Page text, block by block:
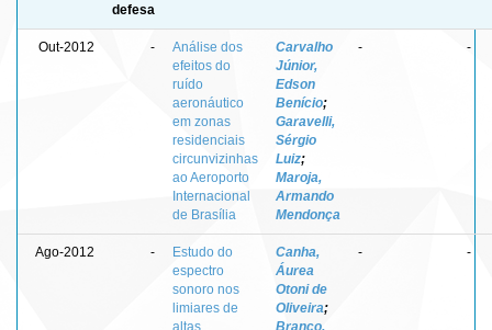
defesa
Out-2012 -
Análise dos
efeitos do
ruído
aeronáutico
em zonas
residenciais
circunvizinhas
ao Aeroporto
Internacional
de Brasília
Carvalho
Júnior,
Edson
Benício;
Garavelli,
Sérgio
Luiz;
Maroja,
Armando
Mendonça
- -
Ago-2012 -
Estudo do
espectro
sonoro nos
limiares de
altas
Canha,
Áurea
Otoni de
Oliveira;
Branco,
- -